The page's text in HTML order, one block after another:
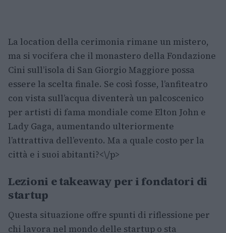
La location della cerimonia rimane un mistero,
ma si vocifera che il monastero della Fondazione
Cini sull’isola di San Giorgio Maggiore possa
essere la scelta finale. Se così fosse, l’anfiteatro
con vista sull’acqua diventerà un palcoscenico
per artisti di fama mondiale come Elton John e
Lady Gaga, aumentando ulteriormente
l’attrattiva dell’evento. Ma a quale costo per la
città e i suoi abitanti?<\/p>
Lezioni e takeaway per i fondatori di
startup
Questa situazione offre spunti di riflessione per
chi lavora nel mondo delle startup o sta